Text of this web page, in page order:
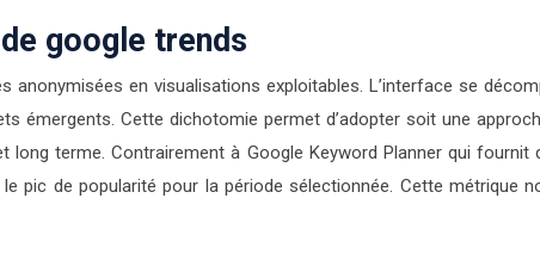
google trends
en visualisations exploitables. L’interface se
émergents. Cette dichotomie permet d’adopter soit une
terme. Contrairement à Google Keyword Planner qui fournit
pic de popularité pour la période sélectionnée. Cette métrique